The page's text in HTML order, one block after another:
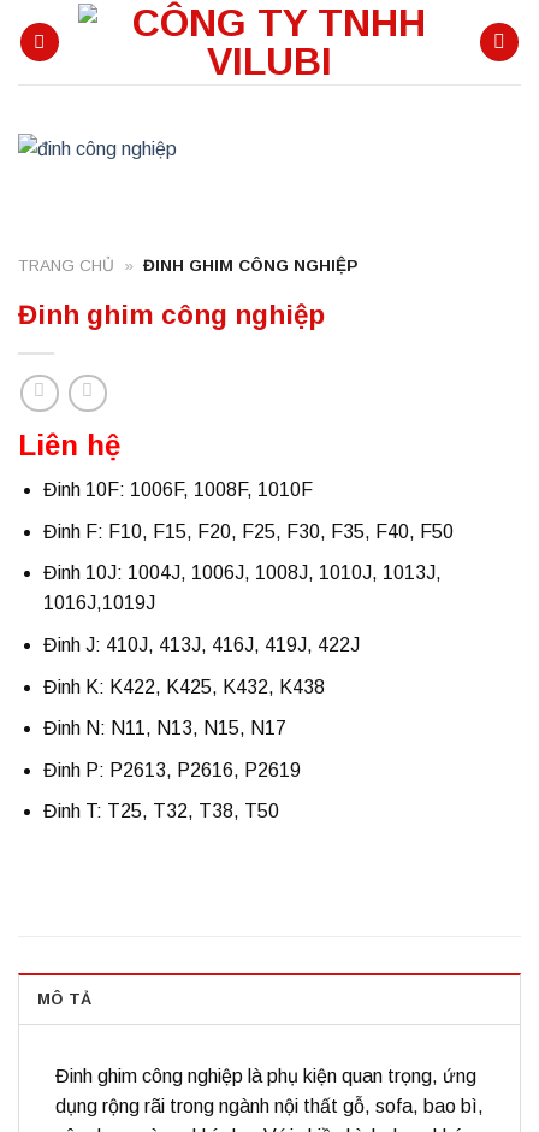
TRANG CHỦ » ĐINH GHIM CÔNG NGHIỆP
Đinh ghim công nghiệp
Liên hệ
Đinh 10F: 1006F, 1008F, 1010F
Đinh F: F10, F15, F20, F25, F30, F35, F40, F50
Đinh 10J: 1004J, 1006J, 1008J, 1010J, 1013J,
1016J,1019J
Đinh J: 410J, 413J, 416J, 419J, 422J
Đinh K: K422, K425, K432, K438
Đinh N: N11, N13, N15, N17
Đinh P: P2613, P2616, P2619
Đinh T: T25, T32, T38, T50
MÔ TẢ
Đinh ghim công nghiệp là phụ kiện quan trọng, ứng
dụng rộng rãi trong ngành nội thất gỗ, sofa, bao bì,